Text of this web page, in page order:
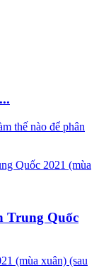
thế nào để phân
Trung Quốc
(mùa xuân) (sau